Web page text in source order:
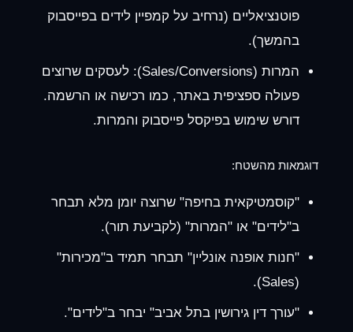
פוטנציאליים (נרחיב על קמפיין לידים בפייסבוק
בהמשך).
המרות (Sales/Conversions):
לעסקים שרוצים
פעולה ספציפית באתר, כמו רכישה או הרשמה.
דורש שימוש בפיקסל פייסבוק והמרות.
דוגמאות מהשטח:
"קוסמטיקאית בחיפה" שרוצה יומן מלא תבחר
ב"לידים" או "המרות" (לקביעת תור).
"חנות אופנה אונליין" תבחר תמיד ב"מכירות"
(Sales).
"עורך דין גירושין בתל אביב" יבחר ב"לידים".